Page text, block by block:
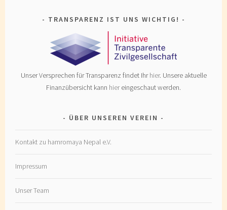
TRANSPARENZ IST UNS WICHTIG!
Unser Versprechen für Transparenz findet Ihrhier. Unsere aktuelle
Finanzübersicht kann hiereingeschaut werden.
ÜBER UNSEREN VEREIN
Kontakt zu hamromaya Nepal e.V.
Impressum
Unser Team